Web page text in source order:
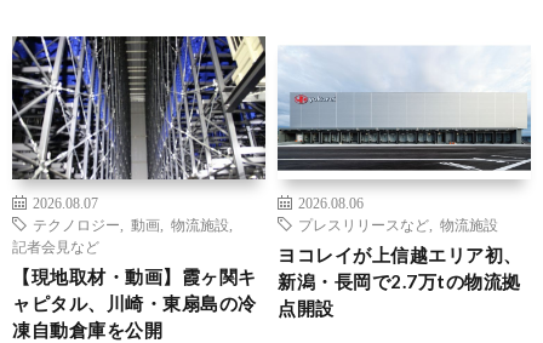
2026.08.07
テクノロジー
動画 物流施設
記者会見など
【現地取材・動画】霞ヶ関キ
ャピタル、川崎・東扇島の冷
凍自動倉庫を公開
2026.08.06
プレスリリースなど
物流施設
ヨコレイが上信越エリア初、
新潟・長岡で2.7万tの物流拠
点開設